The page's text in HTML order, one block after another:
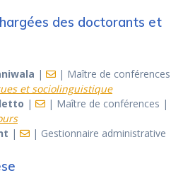
des doctorants et
|
| Maître de conférences
et sociolinguistique
|
| Maître de conférences |
| | Gestionnaire administrative